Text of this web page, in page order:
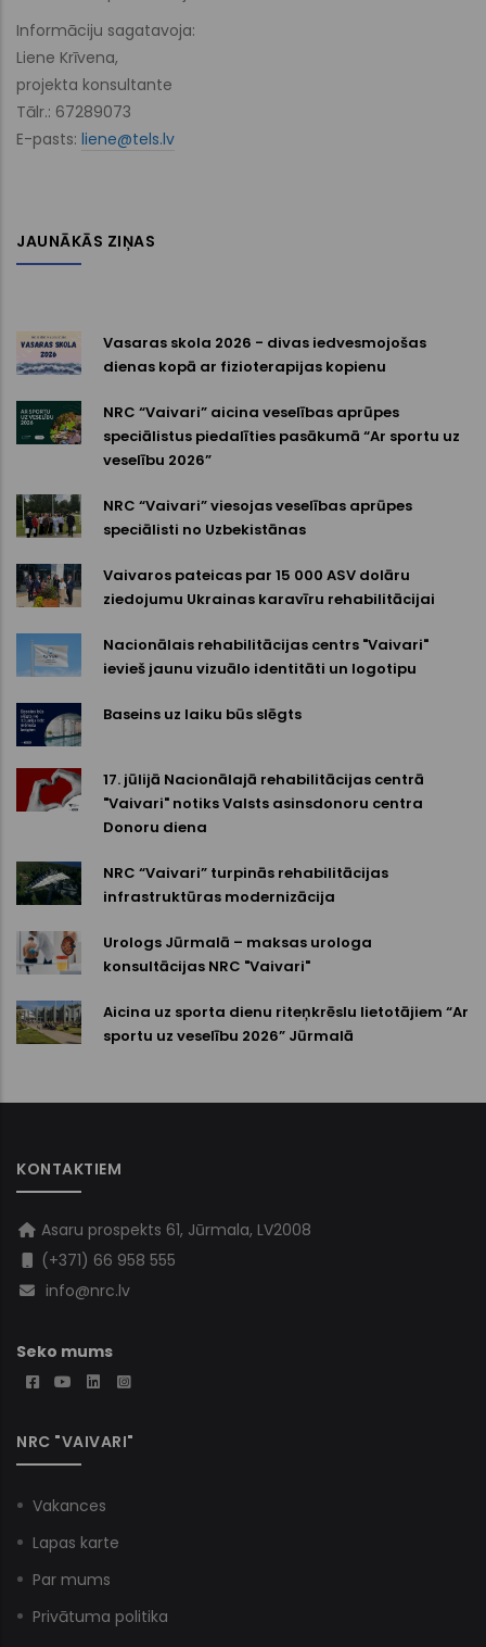
Informāciju sagatavoja:
Liene Krīvena,
projekta konsultante
Tālr.: 67289073
E-pasts: liene@tels.lv
JAUNĀKĀS ZIŅAS
Vasaras skola 2026 - divas iedvesmojošas
dienas kopā ar fizioterapijas kopienu
NRC “Vaivari” aicina veselības aprūpes
speciālistus piedalīties pasākumā “Ar sportu uz
veselību 2026”
NRC “Vaivari” viesojas veselības aprūpes
speciālisti no Uzbekistānas
Vaivaros pateicas par 15 000 ASV dolāru
ziedojumu Ukrainas karavīru rehabilitācijai
Nacionālais rehabilitācijas centrs "Vaivari"
ievieš jaunu vizuālo identitāti un logotipu
Baseins uz laiku būs slēgts
17. jūlijā Nacionālajā rehabilitācijas centrā
"Vaivari" notiks Valsts asinsdonoru centra
Donoru diena
NRC “Vaivari” turpinās rehabilitācijas
infrastruktūras modernizācija
Urologs Jūrmalā – maksas urologa
konsultācijas NRC "Vaivari"
Aicina uz sporta dienu riteņkrēslu lietotājiem “Ar
sportu uz veselību 2026” Jūrmalā
KONTAKTIEM
Asaru prospekts 61, Jūrmala, LV2008
(+371) 66 958 555
info@nrc.lv
Seko mums
NRC "VAIVARI"
Vakances
Lapas karte
Par mums
Privātuma politika